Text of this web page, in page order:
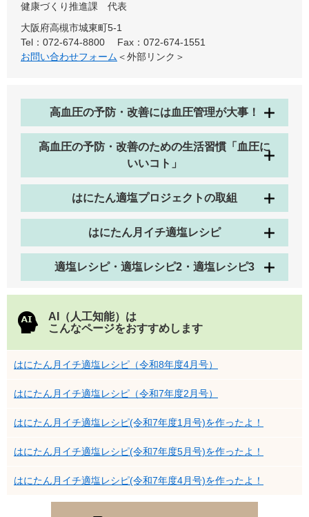
健康づくり推進課
代表
大阪府高槻市城東町5-1
Tel：072-674-8800
Fax：072-674-1551
お問い合わせフォーム ＜外部リンク＞
高血圧の予防・改善には血圧管理が大事！
高血圧の予防・改善のための生活習慣「血圧に
いいコト」
はにたん適塩プロジェクトの取組
はにたん月イチ適塩レシピ
適塩レシピ・適塩レシピ2・適塩レシピ3
AI（人工知能）は
こんなページをおすすめします
はにたん月イチ適塩レシピ（令和8年度4月号）
はにたん月イチ適塩レシピ（令和7年度2月号）
はにたん月イチ適塩レシピ(令和7年度1月号)を作ったよ！
はにたん月イチ適塩レシピ(令和7年度5月号)を作ったよ！
はにたん月イチ適塩レシピ(令和7年度4月号)を作ったよ！